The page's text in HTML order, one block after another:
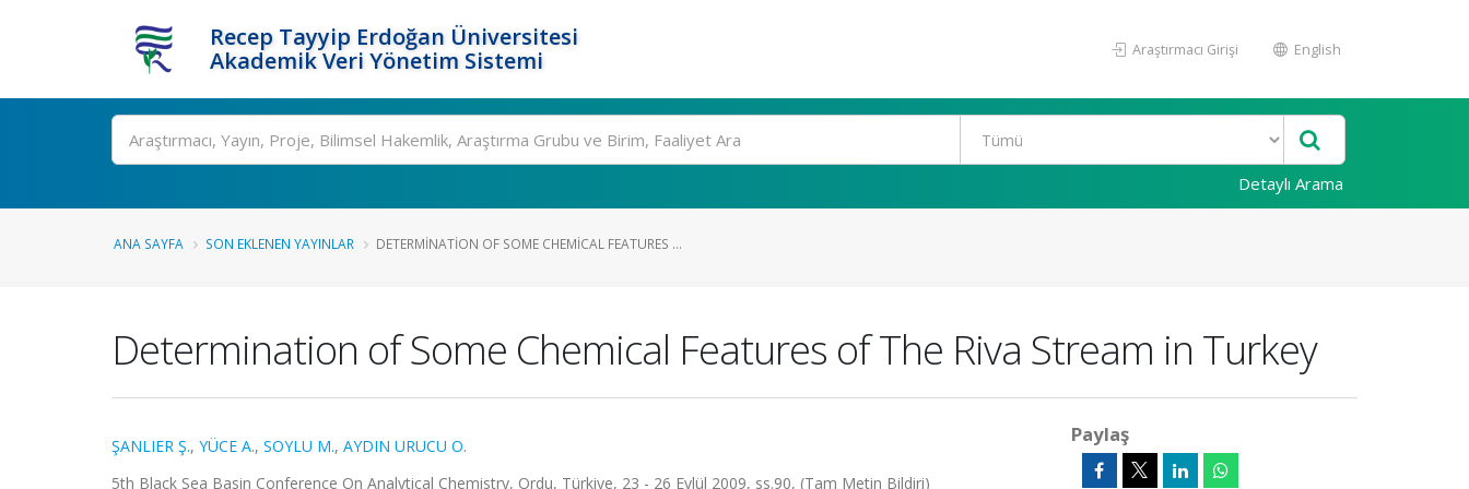
Recep Tayyip Erdoğan Üniversitesi
Akademik Veri Yönetim Sistemi
Araştırmacı Girişi English
Ara
Detaylı Arama
ANA SAYFA SON EKLENEN YAYINLAR DETERMINATION OF SOME CHEMICAL FEATURES ...
Determination of Some Chemical Features of The Riva Stream in Turkey
ŞANLIER Ş., YÜCE A., SOYLU M., AYDIN URUCU O.
5th Black Sea Basin Conference On Analytical Chemistry, Ordu, Türkiye, 23 - 26 Eylül 2009, ss.90, (Tam Metin Bildiri)
Paylaş